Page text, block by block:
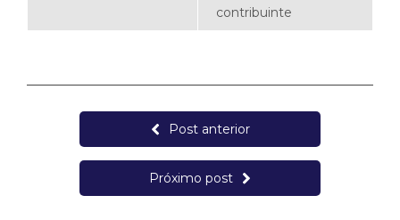
contribuinte
Post anterior
Próximo post